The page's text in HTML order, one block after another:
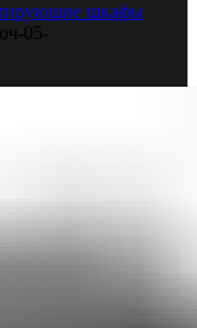
шкафы
05-